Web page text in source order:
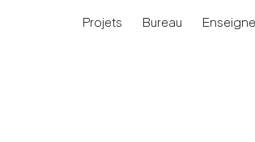
Projets Bureau